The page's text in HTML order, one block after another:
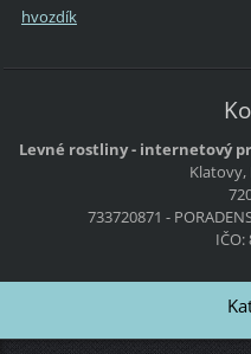
hvozdík
Levné rostliny - internetový
Klatovy,
733720871 -
IČO: